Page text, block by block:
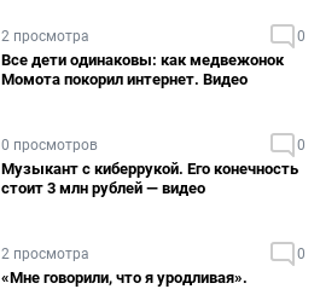
2 просмотра 0
Все дети одинаковы: как медвежонок
Момота покорил интернет. Видео
0 просмотров 0
Музыкант с киберрукой. Его конечность
стоит 3 млн рублей — видео
2 просмотра 0
«Мне говорили, что я уродливая».